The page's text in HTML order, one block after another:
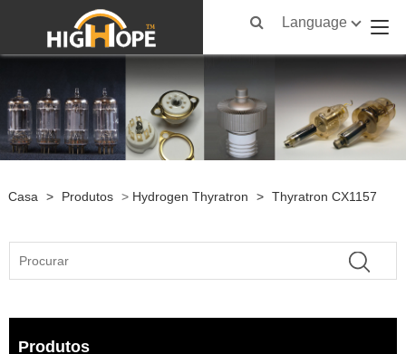
Language
Casa > Produtos > Hydrogen Thyratron > Thyratron CX1157
Produtos